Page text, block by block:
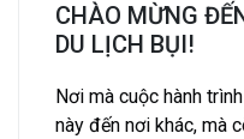
CHÀO MỪNG
DU LỊCH BỤI!
Nơi mà cuộc hành
này đến nơi khác, mà